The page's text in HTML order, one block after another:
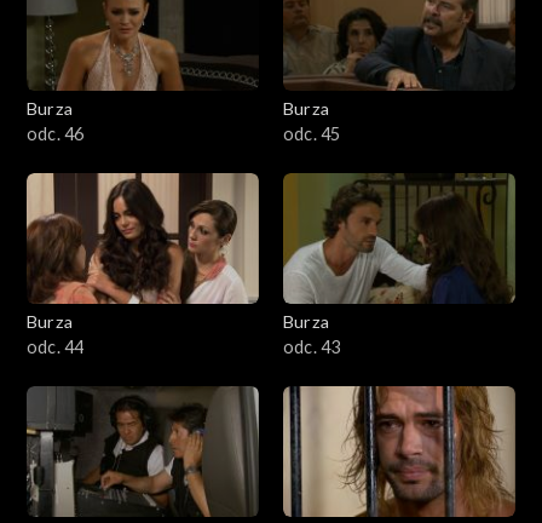
Burza
odc. 46
Burza
odc. 45
Burza
odc. 44
Burza
odc. 43